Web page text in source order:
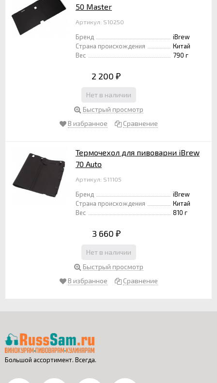
50 Master
Артикул: S10250
Бренд
iBrew
Страна происхождения
Китай
Вес
790 г
2 200 ₽
Нет в наличии
Быстрый просмотр
В избранное
Сравнение
Термочехол для пивоварни iBrew
70 Auto
Артикул: S11105
Бренд
iBrew
Страна происхождения
Китай
Вес
810 г
3 660 ₽
Нет в наличии
Быстрый просмотр
В избранное
Сравнение
Большой ассортимент. Всегда.